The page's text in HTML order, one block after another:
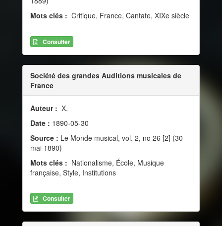
Mots clés : Critique, France, Cantate, XIXe siècle
Consulter
Société des grandes Auditions musicales de
France
Auteur : X.
Date : 1890-05-30
Source : Le Monde musical, vol. 2, no 26 [2] (30
mai 1890)
Mots clés : Nationalisme, École, Musique
française, Style, Institutions
Consulter